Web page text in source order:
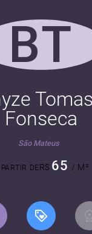
BT
Fonseca
São Mateus
DER$ 65 / M²